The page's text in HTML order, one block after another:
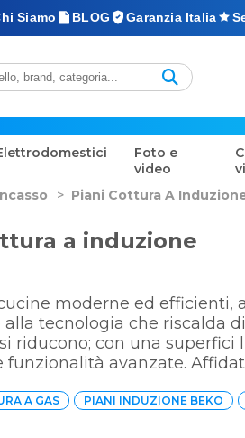
Siamo BLOG Garanzia Italia
Foto e
video
> Piani Cottura A
a induzione
moderne ed efficienti,
alla tecnologia che riscalda
riducono; con una superfici
funzionalità avanzate.
A GAS PIANI INDUZIONE BEKO